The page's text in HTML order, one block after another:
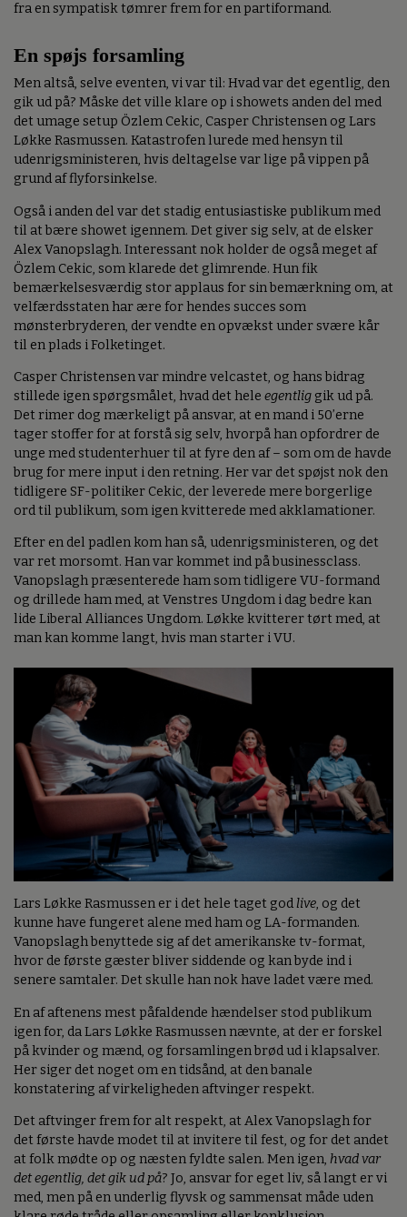
fra en sympatisk tømrer frem for en partiformand.
En spøjs forsamling
Men altså, selve eventen, vi var til: Hvad var det egentlig, den
gik ud på? Måske det ville klare op i showets anden del med
det umage setup Özlem Cekic, Casper Christensen og Lars
Løkke Rasmussen. Katastrofen lurede med hensyn til
udenrigsministeren, hvis deltagelse var lige på vippen på
grund af flyforsinkelse.
Også i anden del var det stadig entusiastiske publikum med
til at bære showet igennem. Det giver sig selv, at de elsker
Alex Vanopslagh. Interessant nok holder de også meget af
Özlem Cekic, som klarede det glimrende. Hun fik
bemærkelsesværdig stor applaus for sin bemærkning om, at
velfærdsstaten har ære for hendes succes som
mønsterbryderen, der vendte en opvækst under svære kår
til en plads i Folketinget.
Casper Christensen var mindre velcastet, og hans bidrag
stillede igen spørgsmålet, hvad det hele egentlig gik ud på.
Det rimer dog mærkeligt på ansvar, at en mand i 50’erne
tager stoffer for at forstå sig selv, hvorpå han opfordrer de
unge med studenterhuer til at fyre den af – som om de havde
brug for mere input i den retning. Her var det spøjst nok den
tidligere SF-politiker Cekic, der leverede mere borgerlige
ord til publikum, som igen kvitterede med akklamationer.
Efter en del padlen kom han så, udenrigsministeren, og det
var ret morsomt. Han var kommet ind på businessclass.
Vanopslagh præsenterede ham som tidligere VU-formand
og drillede ham med, at Venstres Ungdom i dag bedre kan
lide Liberal Alliances Ungdom. Løkke kvitterer tørt med, at
man kan komme langt, hvis man starter i VU.
Lars Løkke Rasmussen er i det hele taget godlive, og det
kunne have fungeret alene med ham og LA-formanden.
Vanopslagh benyttede sig af det amerikanske tv-format,
hvor de første gæster bliver siddende og kan byde ind i
senere samtaler. Det skulle han nok have ladet være med.
En af aftenens mest påfaldende hændelser stod publikum
igen for, da Lars Løkke Rasmussen nævnte, at der er forskel
på kvinder og mænd, og forsamlingen brød ud i klapsalver.
Her siger det noget om en tidsånd, at den banale
konstatering af virkeligheden aftvinger respekt.
Det aftvinger frem for alt respekt, at Alex Vanopslagh for
det første havde modet til at invitere til fest, og for det andet
at folk mødte op og næsten fyldte salen. Men igen, hvad var
det egentlig, det gik ud på? Jo, ansvar for eget liv, så langt er vi
med, men på en underlig flyvsk og sammensat måde uden